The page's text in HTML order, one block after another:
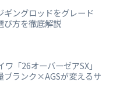
ギングロッドをグレード
び方を徹底解説
ワ「26オーバーゼアSX」
ブランク×AGSが変えるサ